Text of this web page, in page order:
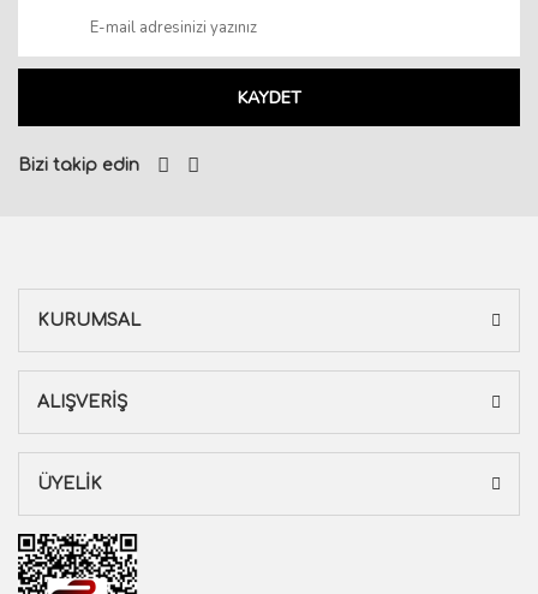
KAYDET
Bizi takip edin
KURUMSAL
ALIŞVERİŞ
ÜYELİK